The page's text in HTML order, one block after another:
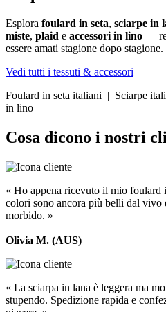
Esplora foulard in seta, sciarpe in
miste, plaid e accessori in lino —
essere amati stagione dopo stagione.
Vedi tutti i tessuti & accessori
Foulard in seta italiani | Sciarpe
in lino
Cosa dicono i nostri
« Ho appena ricevuto il mio foulard
colori sono ancora più belli dal vivo
morbido. »
Olivia M. (AUS)
« La sciarpa in lana è leggera ma
stupendo. Spedizione rapida e